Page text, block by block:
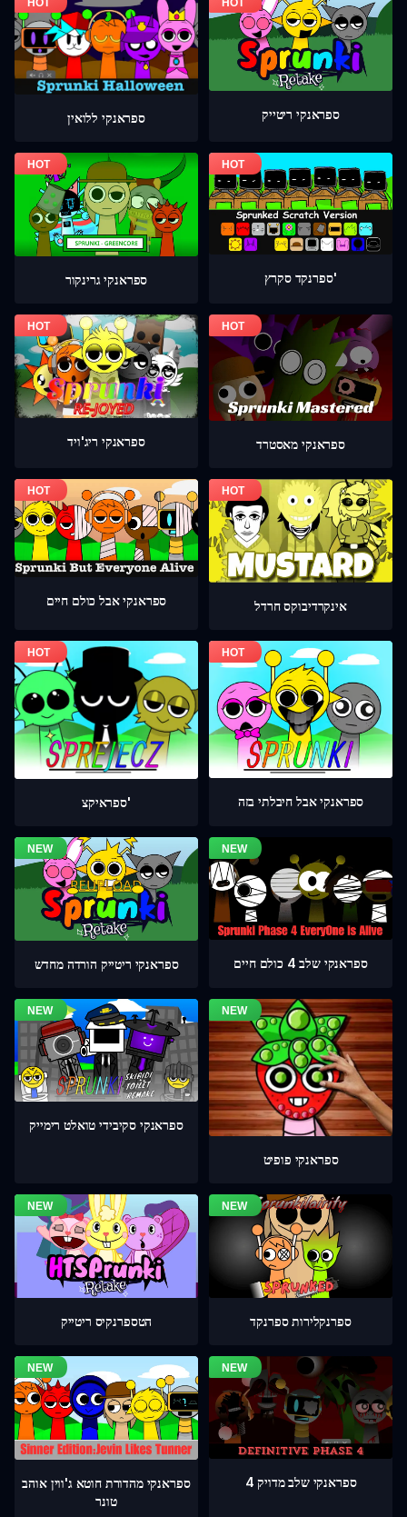
ספראנקי ללואין ספראנקי ריטייק
ספראנקי גרינקור ספרנקד סקרץ'
ספראנקי ריג'ויד ספראנקי מאסטרד
ספראנקי אבל כולם חיים אינקרדיבוקס חרדל
ספראיקצ' ספראנקי אבל חיבלתי בזה
ספראנקי ריטייק הורדה מחדש ספראנקי שלב 4 כולם חיים
ספראנקי סקיבידי טואלט רימייק
ספראנקי פופיט
הטספרנקיס ריטייק ספרנקלירות ספרנקד
ספראנקי מהדורת חוטא ג'ווין אוהב
טונר
ספראנקי שלב מדויק 4